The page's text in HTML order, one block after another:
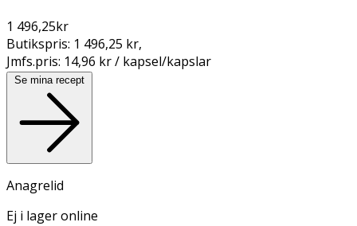
1 496,25kr
Butikspris: 1 496,25 kr,
Jmfs.pris: 14,96 kr / kapsel/kapslar
Se mina recept
Anagrelid
Ej i lager online